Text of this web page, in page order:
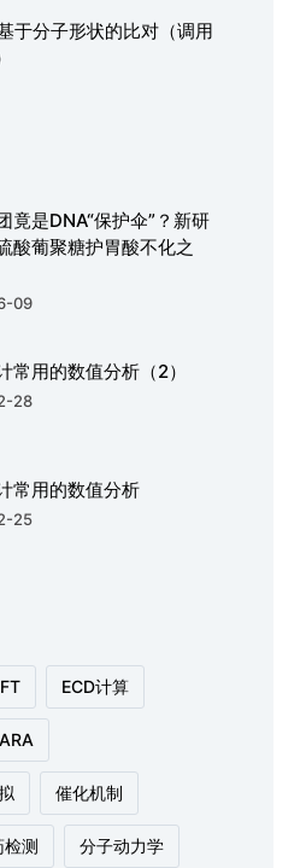
于分子形状的比对（调用
竟是DNA“保护伞”？新研
酸葡聚糖护胃酸不化之
09
常用的数值分析（2）
28
常用的数值分析
25
ECD计算
催化机制
检测 分子动力学